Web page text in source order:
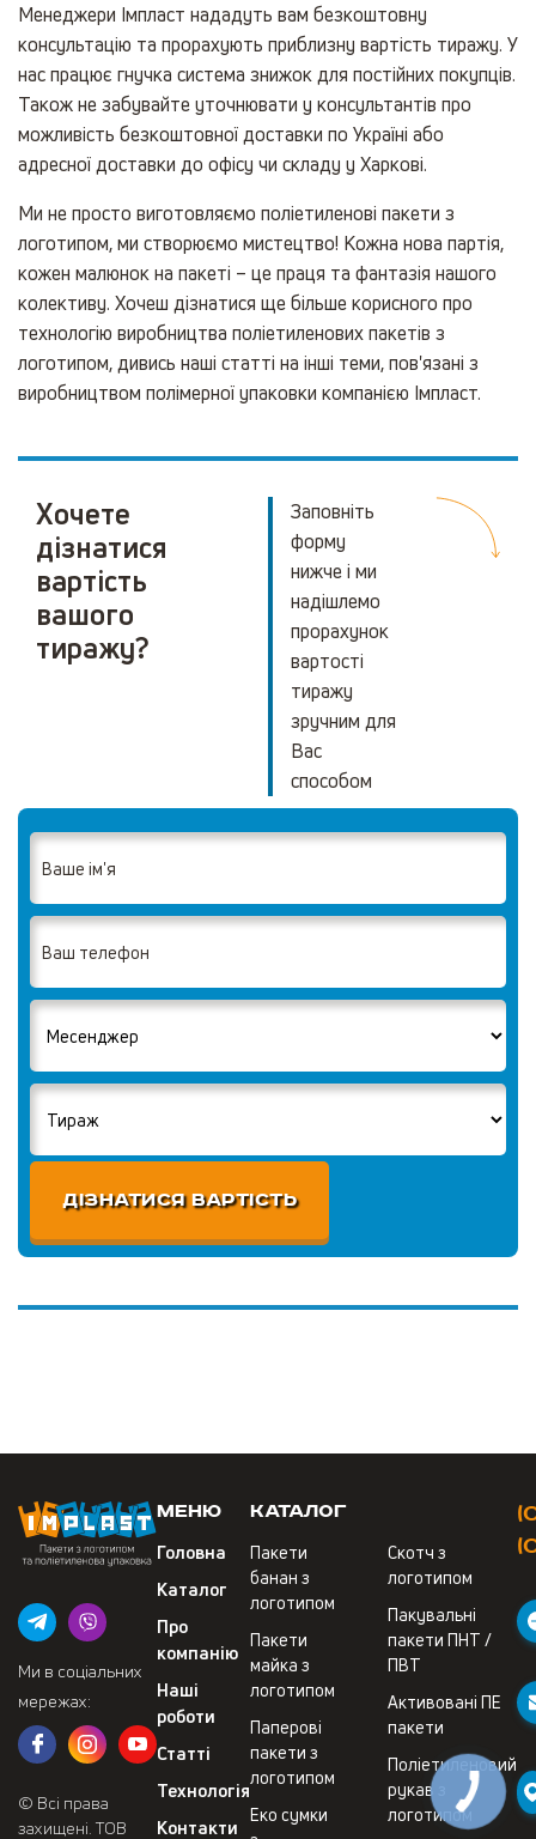
Менеджери Імпласт нададуть вам безкоштовну
консультацію та прорахують приблизну вартість тиражу. У
нас працює гнучка система знижок для постійних покупців.
Також не забувайте уточнювати у консультантів про
можливість безкоштовної доставки по Україні або
адресної доставки до офісу чи складу у Харкові.
Ми не просто виготовляємо поліетиленові пакети з
логотипом, ми створюємо мистецтво! Кожна нова партія,
кожен малюнок на пакеті – це праця та фантазія нашого
колективу. Хочеш дізнатися ще більше корисного про
технологію виробництва поліетиленових пакетів з
логотипом, дивись наші статті на інші теми, пов'язані з
виробництвом полімерної упаковки компанією Імпласт.
Хочете
дізнатися
вартість
вашого
тиражу?
Заповніть
форму
нижче і ми
надішлемо
прорахунок
вартості
тиражу
зручним для
Вас
способом
ДІЗНАТИСЯ ВАРТІСТЬ
Ми в соціальних
мережах:
© Всі права
захищені. ТОВ
Меню
Головна
Каталог
Про
компанію
Наші
роботи
Статті
Технологія
Контакти
Каталог
Пакети
банан з
логотипом
Пакети
майка з
логотипом
Паперові
пакети з
логотипом
Еко сумки
Скотч з
логотипом
Пакувальні
пакети ПНТ /
ПВТ
Активовані ПЕ
пакети
Поліетиленовий
рукав з
логотипом